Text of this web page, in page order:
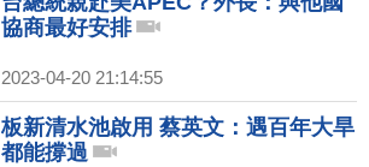
協商最好安排
2023-04-20 21:14:55
板新清水池啟用 蔡英文：遇百年大旱
都能撐過